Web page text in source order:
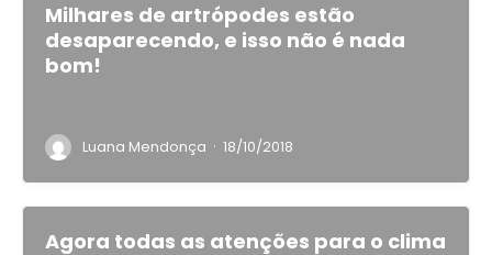
Milhares de artrópodes estão
desaparecendo, e isso não é nada
bom!
Luana Mendonça · 18/10/2018
Agora todas as atenções para o clima